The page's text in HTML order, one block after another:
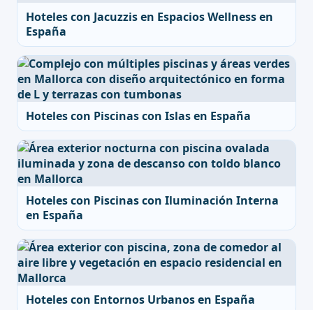
Hoteles con Jacuzzis en Espacios Wellness en
España
Hoteles con Piscinas con Islas en España
Hoteles con Piscinas con Iluminación Interna
en España
Hoteles con Entornos Urbanos en España